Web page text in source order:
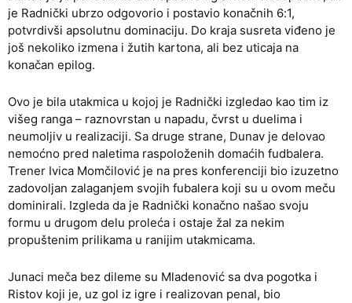
je Radnički ubrzo odgovorio i postavio konačnih 6:1,
potvrdivši apsolutnu dominaciju. Do kraja susreta viđeno je
još nekoliko izmena i žutih kartona, ali bez uticaja na
konačan epilog.
Ovo je bila utakmica u kojoj je Radnički izgledao kao tim iz
višeg ranga – raznovrstan u napadu, čvrst u duelima i
neumoljiv u realizaciji. Sa druge strane, Dunav je delovao
nemoćno pred naletima raspoloženih domaćih fudbalera.
Trener Ivica Momčilović je na pres konferenciji bio izuzetno
zadovoljan zalaganjem svojih fubalera koji su u ovom meču
dominirali. Izgleda da je Radnički konačno našao svoju
formu u drugom delu proleća i ostaje žal za nekim
propuštenim prilikama u ranijim utakmicama.
Junaci meča bez dileme su Mladenović sa dva pogotka i
Ristov koji je, uz gol iz igre i realizovan penal, bio